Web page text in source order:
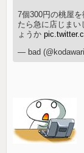
7個300円の桃屋
たら急に店じまい
ょうか
— bad